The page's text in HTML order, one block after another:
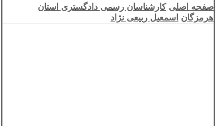
صفحه اصلی کارشناسان رسمی دادگستری استان
هرمزگان اسمعیل ربیعی نژاد